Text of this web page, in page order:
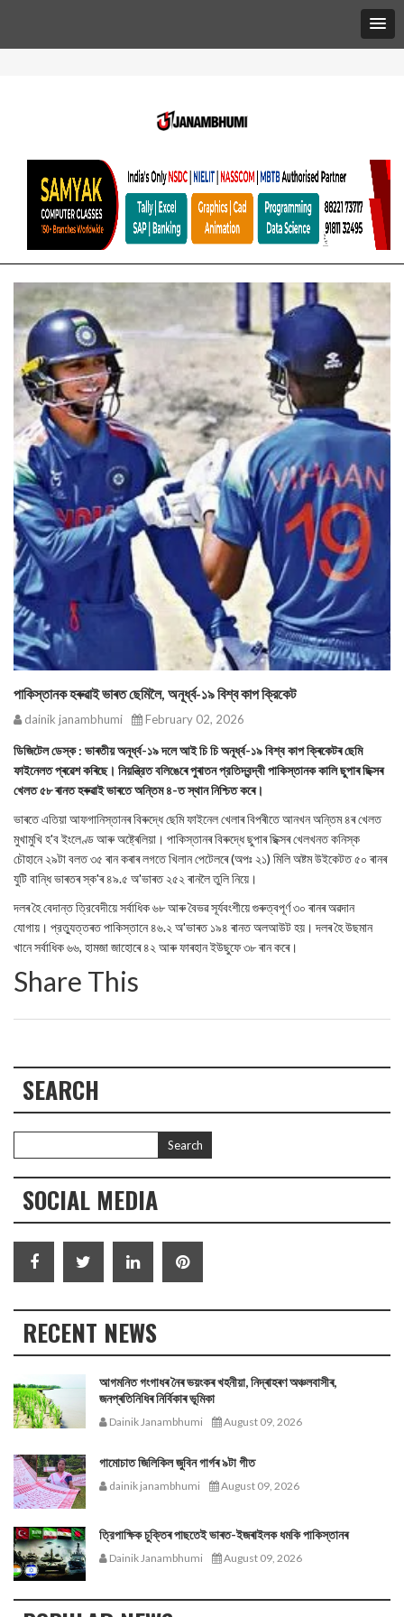
পাকিস্তানক হৰুৱাই ভাৰত ছেমিলৈ, অনূর্ধ্ব-১৯ বিশ্ব কাপ ক্রিকেট
dainik janambhumi February 02, 2026
ডিজিটেল ডেস্ক : ভাৰতীয় অনূর্ধ্ব-১৯ দলে আই চি চি অনূর্ধ্ব-১৯ বিশ্ব কাপ ক্ৰিকেটৰ ছেমি
ফাইনেলত প্ৰৱেশ কৰিছে। নিয়ন্ত্রিত বলিঙেৰে পুৰাতন প্রতিদ্বন্দ্বী পাকিস্তানক কালি ছুপাৰ ছিক্সৰ
খেলত ৫৮ ৰানত হৰুৱাই ভাৰতে অন্তিম ৪-ত স্থান নিশ্চিত কৰে।
ভাৰতে এতিয়া আফগানিস্তানৰ বিৰুদ্ধে ছেমি ফাইনেল খেলাৰ বিপৰীতে আনখন অন্তিম ৪ৰ খেলত
মুখামুখি হ'ব ইংলেণ্ড আৰু অষ্ট্ৰেলিয়া। পাকিস্তানৰ বিৰুদ্ধে ছুপাৰ ছিক্সৰ খেলখনত কনিস্ক
চৌহানে ২৯টা বলত ৩৫ ৰান কৰাৰ লগতে খিলান পেটেলৰে (অপঃ ২১) মিলি অষ্টম উইকেটত ৫০ ৰানৰ
যুটি বান্ধি ভাৰতৰ স্ক'ৰ ৪৯.৫ অ'ভাৰত ২৫২ ৰানলৈ তুলি নিয়ে।
দলৰ হৈ বেদান্ত ত্রিবেদীয়ে সর্বাধিক ৬৮ আৰু বৈভৱ সূর্যবংশীয়ে গুৰুত্বপূৰ্ণ ৩০ ৰানৰ অৱদান
যোগায়। প্রত্যুত্তৰত পাকিস্তানে ৪৬.২ অ'ভাৰত ১৯৪ ৰানত অলআউট হয়। দলৰ হৈ উছমান
খানে সর্বাধিক ৬৬, হামজা জাহোৰে ৪২ আৰু ফাৰহান ইউছুফে ৩৮ ৰান কৰে।
Share This
SEARCH
SOCIAL MEDIA
RECENT NEWS
আগমনিত গংগাধৰ নৈৰ ভয়ংকৰ খহনীয়া, নিদ্ৰাহৰণ অঞ্চলবাসীৰ,
জনপ্ৰতিনিধিৰ নিৰ্বিকাৰ ভূমিকা
Dainik Janambhumi August 09, 2026
গামোচাত জিলিকিল জুবিন গাৰ্গৰ ৯টা গীত
dainik janambhumi August 09, 2026
ত্রিপাক্ষিক চুক্তিৰ পাছতেই ভাৰত-ইজৰাইলক ধমকি পাকিস্তানৰ
Dainik Janambhumi August 09, 2026